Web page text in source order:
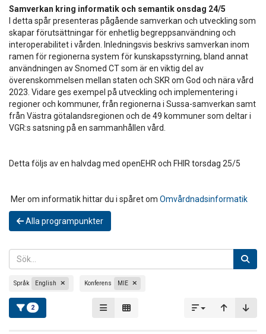
Samverkan kring informatik och semantik onsdag 24/5
I detta spår presenteras pågående samverkan och utveckling som
skapar förutsättningar för enhetlig begreppsanvändning och
interoperabilitet i vården. Inledningsvis beskrivs samverkan inom
ramen för regionerna system för kunskapsstyrning, bland annat
användningen av Snomed CT som är en viktig del av
överenskommelsen mellan staten och SKR om God och nära vård
2023. Vidare ges exempel på utveckling och implementering i
regioner och kommuner, från regionerna i Sussa-samverkan samt
från Västra götalandsregionen och de 49 kommuner som deltar i
VGR:s satsning på en sammanhållen vård.
Detta följs av en halvdag med openEHR och FHIR torsdag 25/5
Mer om informatik hittar du i spåret om Omvårdnadsinformatik
Alla programpunkter
Språk English Konferens MIE
2